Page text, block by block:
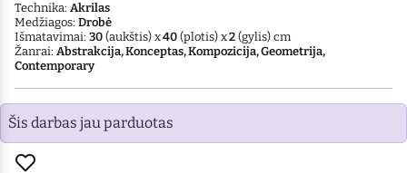
Technika: Akrilas
Medžiagos: Drobė
Išmatavimai: 30 (aukštis) x40 (plotis) x2 (gylis) cm
Žanrai: Abstrakcija, Konceptas, Kompozicija, Geometrija,
Contemporary
Šis darbas jau parduotas